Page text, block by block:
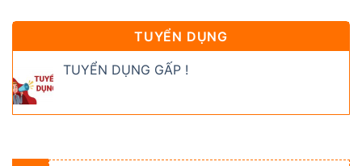
TUYỂN DỤNG
TUYỂN DỤNG GẤP !